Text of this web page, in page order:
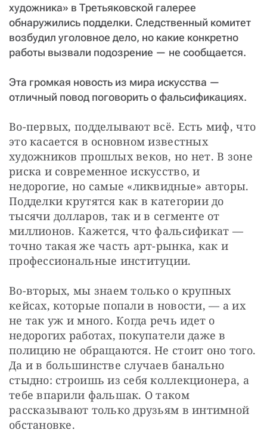
художника» в Третьяковской галерее
обнаружились подделки. Следственный комитет
возбудил уголовное дело, но какие конкретно
работы вызвали подозрение — не сообщается.
Эта громкая новость из мира искусства —
отличный повод поговорить о фальсификациях.
Во-первых, подделывают всё. Есть миф, что
это касается в основном известных
художников прошлых веков, но нет. В зоне
риска и современное искусство, и
недорогие, но самые «ликвидные» авторы.
Подделки крутятся как в категории до
тысячи долларов, так и в сегменте от
миллионов. Кажется, что фальсификат —
точно такая же часть арт-рынка, как и
профессиональные институции.
Во-вторых, мы знаем только о крупных
кейсах, которые попали в новости, — а их
не так уж и много. Когда речь идет о
недорогих работах, покупатели даже в
полицию не обращаются. Не стоит оно того.
Да и в большинстве случаев банально
стыдно: строишь из себя коллекционера, а
тебе впарили фальшак. О таком
рассказывают только друзьям в интимной
обстановке.